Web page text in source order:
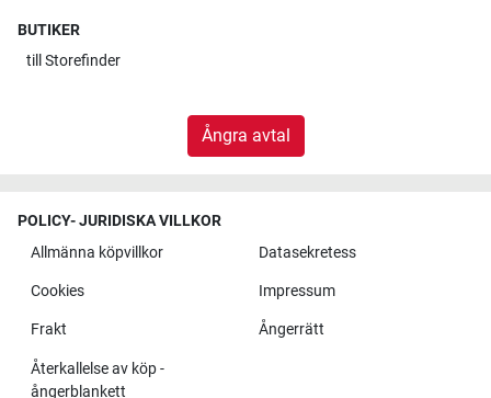
BUTIKER
till Storefinder
Ångra avtal
POLICY- JURIDISKA VILLKOR
Allmänna köpvillkor
Datasekretess
Cookies Impressum
Frakt Ångerrätt
Återkallelse av köp -
ångerblankett